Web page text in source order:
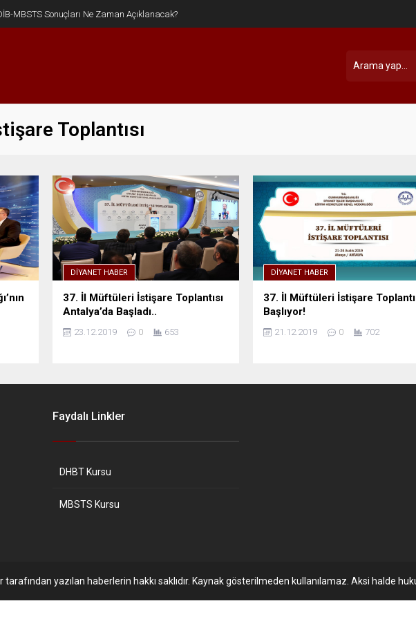
MBSTS Sonuçları Ne Zaman Açıklanacak?
Toplantısı
DIYANET HABER
37. İl Müftüleri İstişare Toplantısı
Antalya’da Başladı..
23.12.2019 0 653
DIYANET HABER
37. İl Müftüleri İstişare
Başlıyor!
21.12.2019 0 702
Faydalı Linkler
DHBT Kursu
MBSTS Kursu
yazılan haberlerin hakkı saklıdır. Kaynak gösterilmeden kullanılamaz. Aksi halde